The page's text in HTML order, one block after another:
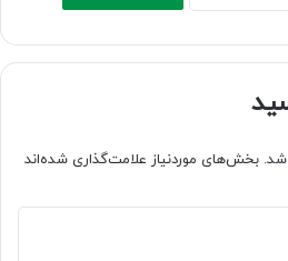
شد. بخش‌های موردنیاز علامت‌گذاری شده‌اند